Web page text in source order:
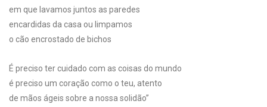
em que lavamos juntos as paredes
encardidas da casa ou limpamos
o cão encrostado de bichos
É preciso ter cuidado com as coisas do mundo
é preciso um coração como o teu, atento
de mãos ágeis sobre a nossa solidão”